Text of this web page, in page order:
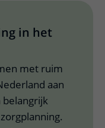
in het
met ruim
aan
belangrijk